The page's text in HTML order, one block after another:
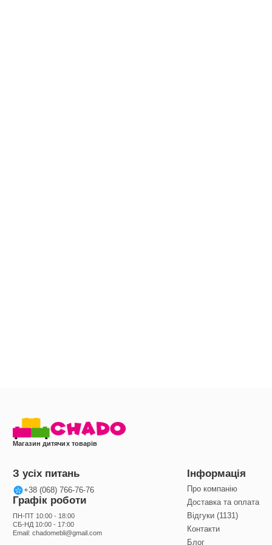
Магазин дитячих товарів
З усіх питань
+38 (068) 766-76-76
Графік роботи
ПН-ПТ 10:00 - 18:00
СБ-НД 10:00 - 17:00
Email: chadomebli@gmail.com
Інформація
Про компанію
Доставка та оплата
Відгуки (1131)
Контакти
Блог